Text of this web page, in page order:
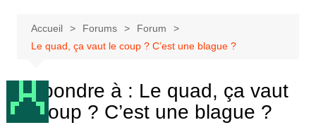
Accueil Forums
Forum
Le quad, ça vaut le coup ? C’est une blague ?
Répondre à : Le quad, ça vaut
le coup ? C’est une blague ?